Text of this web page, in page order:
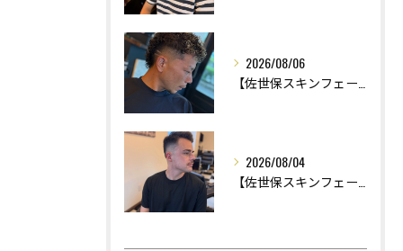
2026/08/06
2026/08/04